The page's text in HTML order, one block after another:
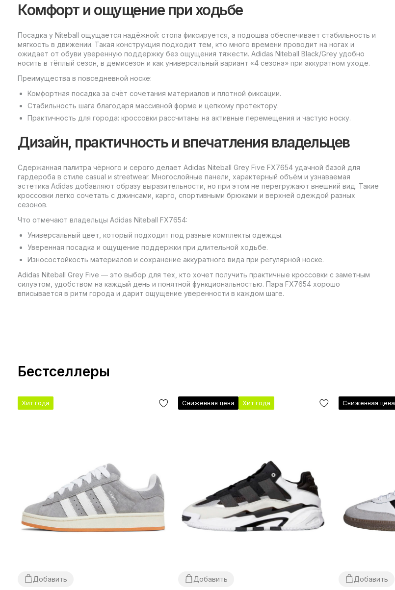
Комфорт и ощущение при ходьбе
Посадка у Niteball ощущается надёжной: стопа фиксируется, а подошва обеспечивает стабильность и
мягкость в движении. Такая конструкция подходит тем, кто много времени проводит на ногах и
ожидает от обуви уверенную поддержку без ощущения тяжести. Adidas Niteball Black/Grey удобно
носить в тёплый сезон, в демисезон и как универсальный вариант «4 сезона» при аккуратном уходе.
Преимущества в повседневной носке:
Комфортная посадка за счёт сочетания материалов и плотной фиксации.​
Стабильность шага благодаря массивной форме и цепкому протектору.​
Практичность для города: кроссовки рассчитаны на активные перемещения и частую носку.​
Дизайн, практичность и впечатления владельцев
Сдержанная палитра чёрного и серого делает Adidas Niteball Grey Five FX7654 удачной базой для
гардероба в стиле casual и streetwear. Многослойные панели, характерный объём и узнаваемая
эстетика Adidas добавляют образу выразительности, но при этом не перегружают внешний вид. Такие
кроссовки легко сочетать с джинсами, карго, спортивными брюками и верхней одеждой разных
сезонов.
Что отмечают владельцы Adidas Niteball FX7654:
Универсальный цвет, который подходит под разные комплекты одежды.​
Уверенная посадка и ощущение поддержки при длительной ходьбе.​
Износостойкость материалов и сохранение аккуратного вида при регулярной носке.​
Adidas Niteball Grey Five — это выбор для тех, кто хочет получить практичные кроссовки с заметным
силуэтом, удобством на каждый день и понятной функциональностью. Пара FX7654 хорошо
вписывается в ритм города и дарит ощущение уверенности в каждом шаге.​
Бестселлеры
Хит года
Добавить
Сниженная цена Хит года
Добавить
Сниженная цена
Добавить